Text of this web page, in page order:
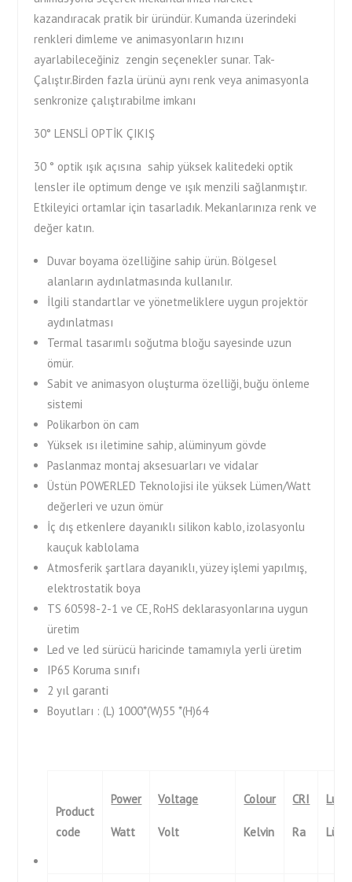
kazandıracak pratik bir üründür. Kumanda üzerindeki
renkleri dimleme ve animasyonların hızını
ayarlabileceğiniz zengin seçenekler sunar. Tak-
Çalıştır.Birden fazla ürünü aynı renk veya animasyonla
senkronize çalıştırabilme imkanı
30° LENSLİ OPTİK ÇIKIŞ
30 ° optik ışık açısına sahip yüksek kalitedeki optik
lensler ile optimum denge ve ışık menzili sağlanmıştır.
Etkileyici ortamlar için tasarladık. Mekanlarınıza renk ve
değer katın.
Duvar boyama özelliğine sahip ürün. Bölgesel
alanların aydınlatmasında kullanılır.
İlgili standartlar ve yönetmeliklere uygun projektör
aydınlatması
Termal tasarımlı soğutma bloğu sayesinde uzun
ömür.
Sabit ve animasyon oluşturma özelliği, buğu önleme
sistemi
Polikarbon ön cam
Yüksek ısı iletimine sahip, alüminyum gövde
Paslanmaz montaj aksesuarları ve vidalar
Üstün POWERLED Teknolojisi ile yüksek Lümen/Watt
değerleri ve uzun ömür
İç dış etkenlere dayanıklı silikon kablo, izolasyonlu
kauçuk kablolama
Atmosferik şartlara dayanıklı, yüzey işlemi yapılmış,
elektrostatik boya
TS 60598-2-1 ve CE, RoHS deklarasyonlarına uygun
üretim
Led ve led sürücü haricinde tamamıyla yerli üretim
IP65 Koruma sınıfı
2 yıl garanti
Boyutları : (L) 1000*(W)55 *(H)64
Product
code
Power
Watt
Voltage
Volt
Colour
Kelvin
CRI
Ra